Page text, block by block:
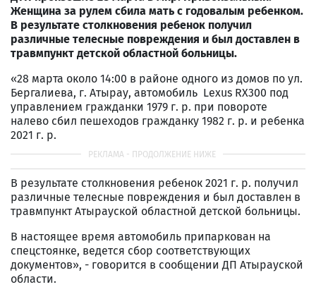
Женщина за рулем сбила мать с годовалым ребенком.
В результате столкновения ребенок получил
различные телесные повреждения и был доставлен в
травмпункт детской областной больницы.
«28 марта около 14:00 в районе одного из домов по ул.
Бергалиева, г. Атырау, автомобиль Lexus RX300 под
управлением гражданки 1979 г. р. при повороте
налево сбил пешеходов гражданку 1982 г. р. и ребенка
2021 г. р.
В результате столкновения ребенок 2021 г. р. получил
различные телесные повреждения и был доставлен в
травмпункт Атырауской областной детской больницы.
В настоящее время автомобиль припаркован на
спецстоянке, ведется сбор соответствующих
документов», - говорится в сообщении ДП Атырауской
области.